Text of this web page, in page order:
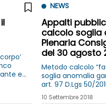
e
NEWS
Appalti
calcolo soglia
Plenaria
del 30 agosto
Metodo calcolo
soglia anomalia gare aggiudicate ai sensi
art. 97 D.Lgs 50/
elaborato
dopo “taglio delle
10 Settembre 2018